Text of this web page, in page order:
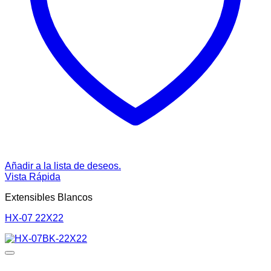
Añadir a la lista de deseos.
Vista Rápida
Extensibles Blancos
HX-07 22X22